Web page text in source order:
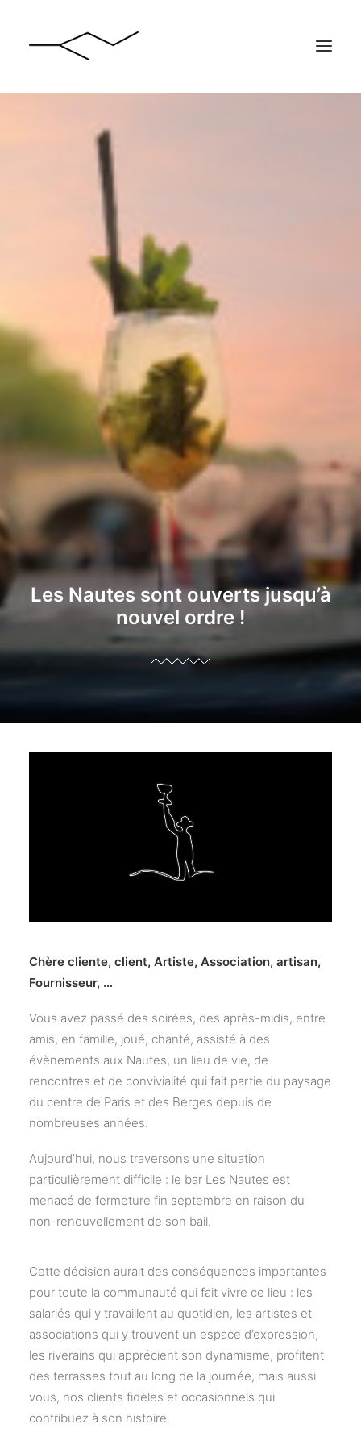
PROGRAMMATION
PRIVATISATION
RESERVATION DE TABLE
CONTACT
Les Nautes sont ouverts jusqu’à
nouvel ordre !
Chère cliente, client, Artiste, Association, artisan,
Fournisseur, …
Vous avez passé des soirées, des après-midis, entre
amis, en famille, joué, chanté, assisté à des
évènements aux Nautes, un lieu de vie, de
rencontres et de convivialité qui fait partie du paysage
du centre de Paris et des Berges depuis de
nombreuses années.
Aujourd’hui, nous traversons une situation
particulièrement difficile : le bar Les Nautes est
menacé de fermeture fin septembre en raison du
non-renouvellement de son bail.
Cette décision aurait des conséquences importantes
pour toute la communauté qui fait vivre ce lieu : les
salariés qui y travaillent au quotidien, les artistes et
associations qui y trouvent un espace d’expression,
les riverains qui apprécient son dynamisme, profitent
des terrasses tout au long de la journée, mais aussi
vous, nos clients fidèles et occasionnels qui
contribuez à son histoire.